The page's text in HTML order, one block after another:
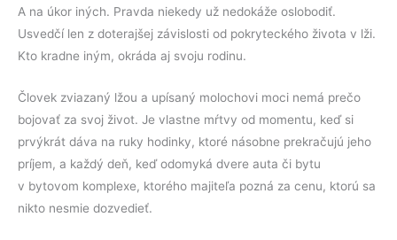
A na úkor iných. Pravda niekedy už nedokáže oslobodiť.
Usvedčí len z doterajšej závislosti od pokryteckého života v lži.
Kto kradne iným, okráda aj svoju rodinu.
Človek zviazaný lžou a upísaný molochovi moci nemá prečo
bojovať za svoj život. Je vlastne mŕtvy od momentu, keď si
prvýkrát dáva na ruky hodinky, ktoré násobne prekračujú jeho
príjem, a každý deň, keď odomyká dvere auta či bytu
v bytovom komplexe, ktorého majiteľa pozná za cenu, ktorú sa
nikto nesmie dozvedieť.